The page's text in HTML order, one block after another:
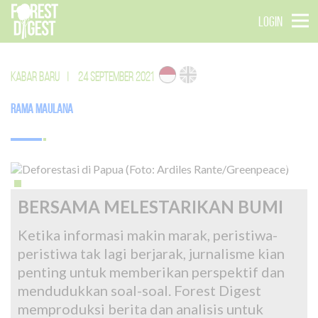
LOGIN
KABAR BARU 24 SEPTEMBER 2021
Rama Maulana
BERSAMA MELESTARIKAN BUMI
Ketika informasi makin marak, peristiwa-
peristiwa tak lagi berjarak, jurnalisme kian
penting untuk memberikan perspektif dan
mendudukkan soal-soal. Forest Digest
memproduksi berita dan analisis untuk